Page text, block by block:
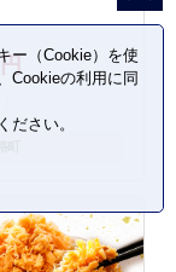
配送不可地域：
ー（Cookie）を使
Cookieの利用に同
ださい。